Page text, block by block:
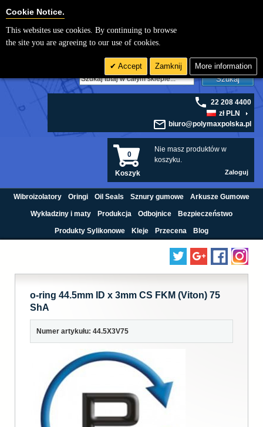
Szukaj
22 208 4400
zł PLN
biuro@polymaxpolska.pl
Nie masz produktów w
koszyku.
0
Koszyk Zaloguj
Wibroizolatory Oringi Oil Seals Sznury gumowe Arkusze Gumowe
Wykładziny i maty Produkcja Odbojnice Bezpieczeństwo
Produkty Sylikonowe Kleje Przecena Blog
o-ring 44.5mm ID x 3mm CS FKM (Viton) 75
ShA
Numer artykułu: 44.5X3V75
Cookie Notice.
This websites use cookies. By continuing to browse
the site you are agreeing to our use of cookies.
Accept Zamknij More information
Cookie Settings